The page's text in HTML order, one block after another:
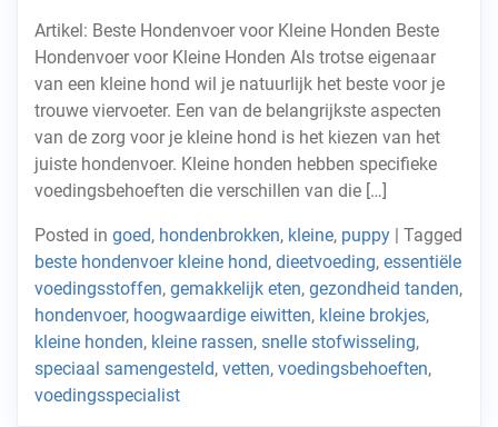
Artikel: Beste Hondenvoer voor Kleine Honden Beste
Hondenvoer voor Kleine Honden Als trotse eigenaar
van een kleine hond wil je natuurlijk het beste voor je
trouwe viervoeter. Een van de belangrijkste aspecten
van de zorg voor je kleine hond is het kiezen van het
juiste hondenvoer. Kleine honden hebben specifieke
voedingsbehoeften die verschillen van die […]
Posted in goed, hondenbrokken, kleine, puppy | Tagged
beste hondenvoer kleine hond, dieetvoeding, essentiële
voedingsstoffen, gemakkelijk eten, gezondheid tanden,
hondenvoer, hoogwaardige eiwitten, kleine brokjes,
kleine honden, kleine rassen, snelle stofwisseling,
speciaal samengesteld, vetten, voedingsbehoeften,
voedingsspecialist